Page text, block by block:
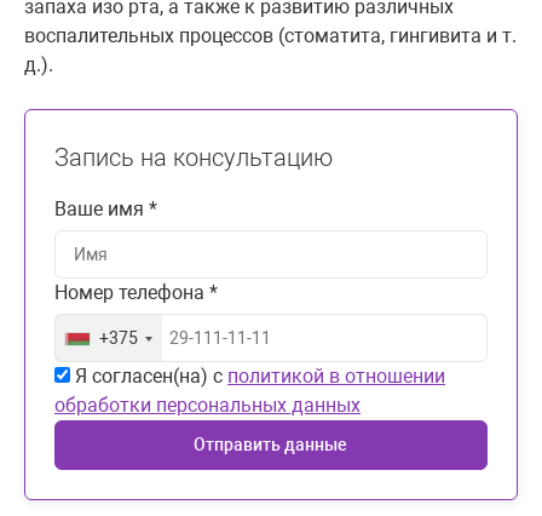
запаха изо рта, а также к развитию различных
воспалительных процессов (стоматита, гингивита и т.
д.).
Запись на консультацию
Ваше имя *
Номер телефона *
+375
Я согласен(на) с политикой в отношении
обработки персональных данных
Отправить данные